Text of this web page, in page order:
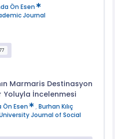
Ön Esen
Journal
Marmaris Destinasyon
Yoluyla İncelenmesi
Ön Esen , Burhan Kılıç
Journal of Social